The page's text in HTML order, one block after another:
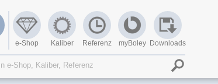
e-Shop Kaliber Referenz myBoley Downloads